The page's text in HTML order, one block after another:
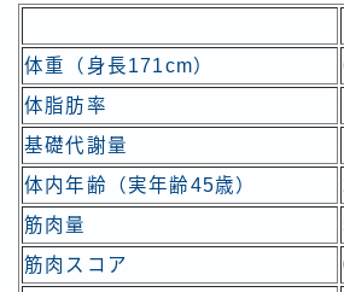
体重（身長171cm）
体脂肪率
基礎代謝量
体内年齢（実年齢45歳）
筋肉量
筋肉スコア